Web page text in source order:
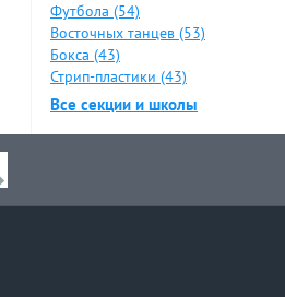
Футбола (54)
Восточных танцев (53)
Бокса (43)
Стрип-пластики (43)
Все секции и школы